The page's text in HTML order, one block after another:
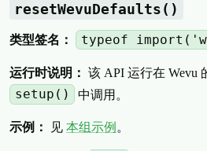
resetWevuDefaults()
类型签名： typeof
运行时说明： 该 API 运行在 Wevu
setup() 中调用。
示例： 见 本组示例 。